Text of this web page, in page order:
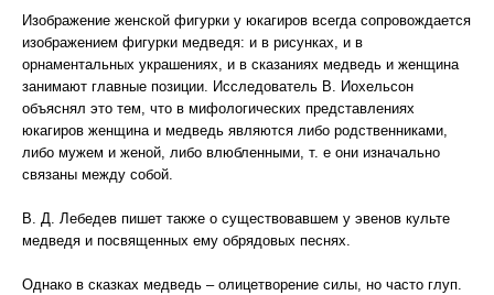
Изображение женской фигурки у юкагиров всегда сопровождается
изображением фигурки медведя: и в рисунках, и в
орнаментальных украшениях, и в сказаниях медведь и женщина
занимают главные позиции. Исследователь В. Иохельсон
объяснял это тем, что в мифологических представлениях
юкагиров женщина и медведь являются либо родственниками,
либо мужем и женой, либо влюбленными, т. е они изначально
связаны между собой.
В. Д. Лебедев пишет также о существовавшем у эвенов культе
медведя и посвященных ему обрядовых песнях.
Однако в сказках медведь – олицетворение силы, но часто глуп.